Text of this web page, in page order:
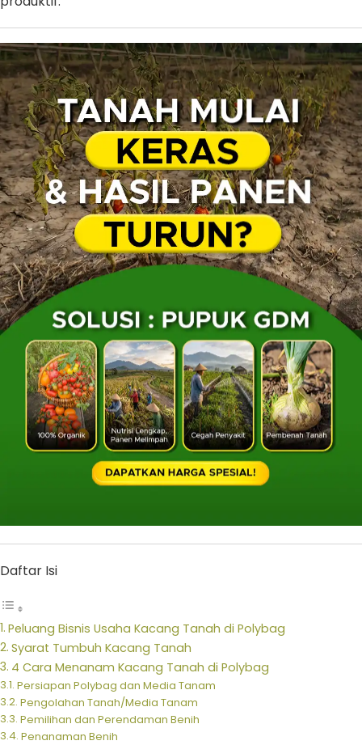
Daftar Isi
Peluang Bisnis Usaha Kacang Tanah di Polybag
Syarat Tumbuh Kacang Tanah
4 Cara Menanam Kacang Tanah di Polybag
Persiapan Polybag dan Media Tanam
Pengolahan Tanah/Media Tanam
Pemilihan dan Perendaman Benih
Penanaman Benih